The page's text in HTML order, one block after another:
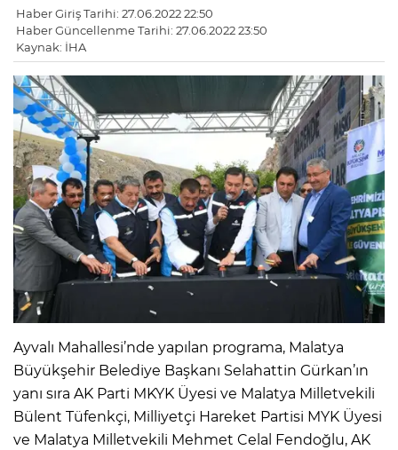
Haber Giriş Tarihi: 27.06.2022 22:50
Haber Güncellenme Tarihi: 27.06.2022 23:50
Kaynak: İHA
Ayvalı Mahallesi’nde yapılan programa, Malatya
Büyükşehir Belediye Başkanı Selahattin Gürkan’ın
yanı sıra AK Parti MKYK Üyesi ve Malatya Milletvekili
Bülent Tüfenkçi, Milliyetçi Hareket Partisi MYK Üyesi
ve Malatya Milletvekili Mehmet Celal Fendoğlu, AK